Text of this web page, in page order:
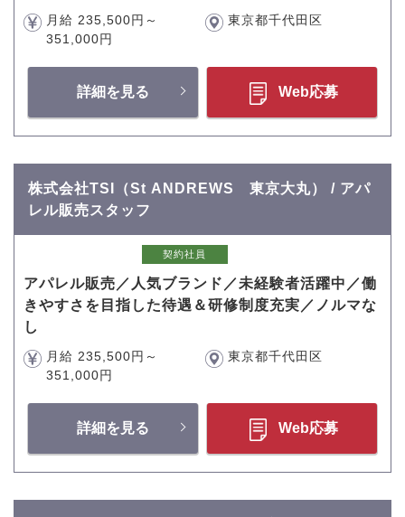
月給 235,500円～
351,000円
東京都千代田区
詳細を見る Web応募
株式会社TSI（St ANDREWS 東京大丸） / アパ
レル販売スタッフ
契約社員
アパレル販売／人気ブランド／未経験者活躍中／働
きやすさを目指した待遇＆研修制度充実／ノルマな
し
月給 235,500円～
351,000円
東京都千代田区
詳細を見る Web応募